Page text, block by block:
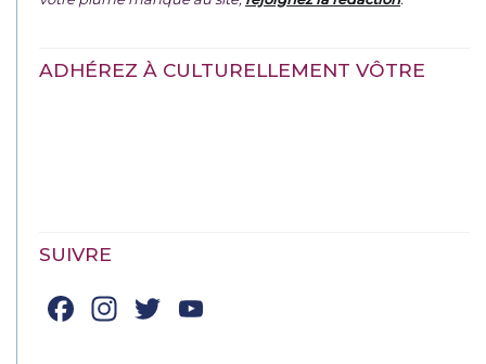
ADHÉREZ À CULTURELLEMENT VÔTRE
SUIVRE
Facebook
Instagram
Twitter